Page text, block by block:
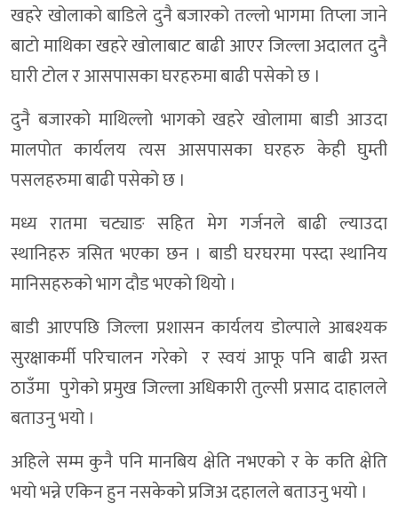
खहरे खोलाको बाडिले दुनै बजारको तल्लो भागमा तिप्ला जाने
बाटो माथिका खहरे खोलाबाट बाढी आएर जिल्ला अदालत दुनै
घारी टोल र आसपासका घरहरुमा बाढी पसेको छ ।
दुनै बजारको माथिल्लो भागको खहरे खोलामा बाडी आउदा
मालपोत कार्यलय त्यस आसपासका घरहरु केही घुम्ती
पसलहरुमा बाढी पसेको छ ।
मध्य रातमा चट्याङ सहित मेग गर्जनले बाढी ल्याउदा
स्थानिहरु त्रसित भएका छन । बाडी घरघरमा पस्दा स्थानिय
मानिसहरुको भाग दौड भएकाे थियाे ।
बाडी आएपछि जिल्ला प्रशासन कार्यलय डोल्पाले आबश्यक
सुरक्षाकर्मी परिचालन गरेकाे र स्वयं आफू पनि बाढी ग्रस्त
ठाउँमा पुगेको प्रमुख जिल्ला अधिकारी तुल्सी प्रसाद दाहालले
बताउनु भयो ।
अहिले सम्म कुनै पनि मानबिय क्षेति नभएको र के कति क्षेति
भयाे भन्ने एकिन हुन नसकेको प्रजिअ दहालले बताउनु भयो ।